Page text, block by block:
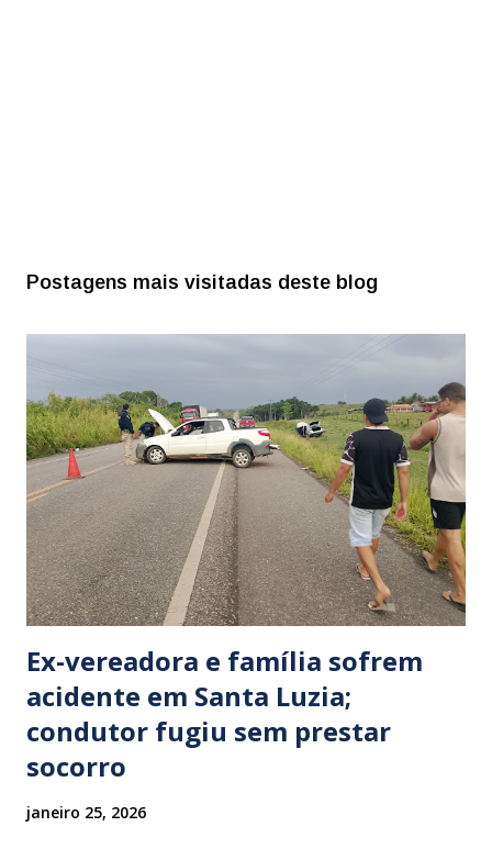
Postagens mais visitadas deste blog
Ex-vereadora e família sofrem
acidente em Santa Luzia;
condutor fugiu sem prestar
socorro
janeiro 25, 2026